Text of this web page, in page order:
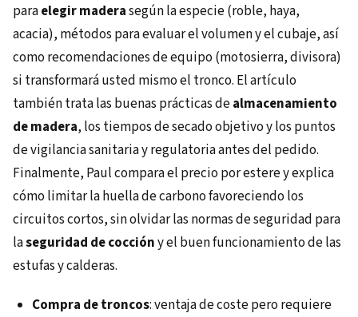
paraelegir maderasegún la especie (roble, haya,
acacia), métodos para evaluar el volumen y el cubaje, así
como recomendaciones de equipo (motosierra, divisora)
si transformará usted mismo el tronco. El artículo
también trata las buenas prácticas dealmacenamiento
de madera, los tiempos de secado objetivo y los puntos
de vigilancia sanitaria y regulatoria antes del pedido.
Finalmente, Paul compara el precio por estere y explica
cómo limitar la huella de carbono favoreciendo los
circuitos cortos, sin olvidar las normas de seguridad para
laseguridad de coccióny el buen funcionamiento de las
estufas y calderas.
Compra de troncos: ventaja de coste pero requiere